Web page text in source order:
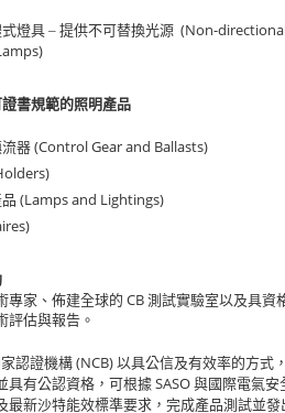
燈具 – 提供不可替換光源 (Non-
書規範的照明產品
器 (Control Gear and Ballasts)
(Lamps and Lightings)
專家、佈建全球的 CB 測試實驗室以及具資
評估與報告。
認證機構 (NCB) 以具公信及有效率的方式
具有公認資格，可根據 SASO 與國際電氣安
最新沙特能效標準要求，完成產品測試並發